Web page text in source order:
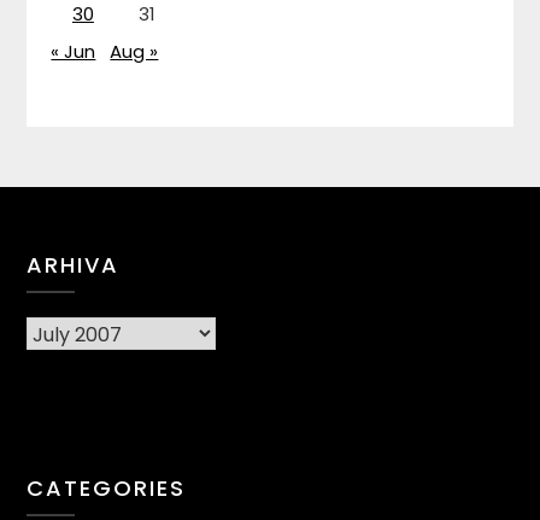
30
31
« Jun Aug »
ARHIVA
Arhiva
CATEGORIES